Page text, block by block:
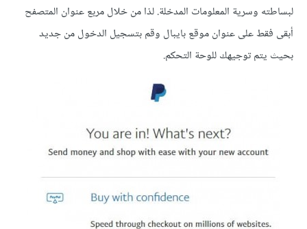
لبساطته وسرية المعلومات المدخلة. لذا من خلال مربع عنوان المتصفح
أبقى فقط على عنوان موقع بايبال وقم بتسجيل الدخول من جديد
بحيث يتم توجيهك للوحة التحكم.